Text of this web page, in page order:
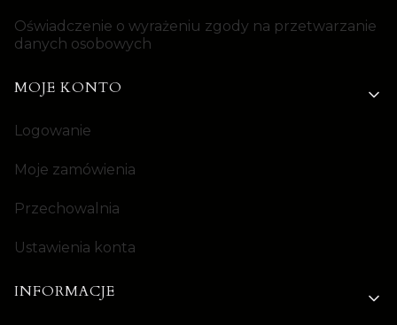
Oświadczenie o wyrażeniu zgody na przetwarzanie
danych osobowych
MOJE KONTO
Logowanie
Moje zamówienia
Przechowalnia
Ustawienia konta
INFORMACJE